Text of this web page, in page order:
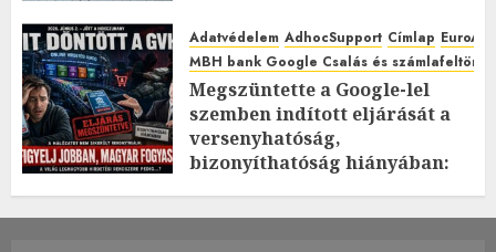
Adatvédelem AdhocSupport Címlap
MBH bank Google Csalás és
Megszüntette a Google-lel
szemben indított eljárását a
versenyhatóság,
bizonyíthatóság hiányában:
2026.JÚLIUS.23. CSÜTÖRTÖK.
0